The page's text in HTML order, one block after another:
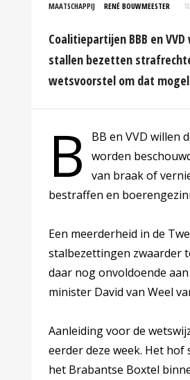
MAATSCHAPPIJ RENÉ BOUWMEESTER
Coalitiepartijen BBB en
stallen bezetten
wetsvoorstel om dat
B
BB en VVD willen
worden
van braak of
bestraffen en
Een meerderheid in de
stalbezettingen zwaarder
daar nog onvoldoende
minister David van Weel
Aanleiding voor de
eerder deze week. Het
het Brabantse Boxtel